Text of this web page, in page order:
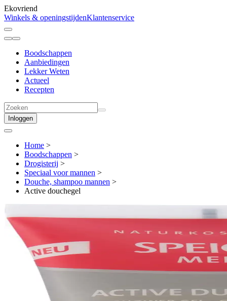
Ekovriend
Winkels & openingstijdenKlantenservice
Boodschappen
Aanbiedingen
Lekker Weten
Actueel
Recepten
Inloggen
Home >
Boodschappen >
Drogisterij >
Speciaal voor mannen >
Douche, shampoo mannen >
Active douchegel